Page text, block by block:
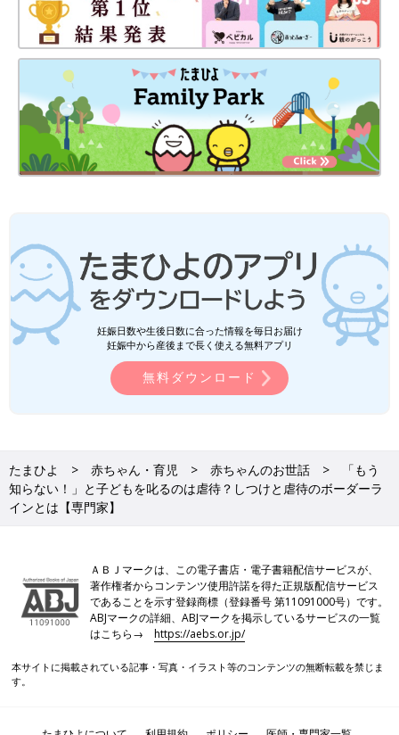
お話・監修／後藤啓二（ごとうけいじ）先生
取材・文／麻生珠恵、ひよこクラブ編集部
「これって教育虐待なの？」子どもの成
長を妨げるボーダーラインとは【専門
家】
コロナ禍でマスクや手洗いなど、子どもも気を
つけなければいけないことが増えました。しか
し、子どもがルールを守ろうとして親や周囲の
を聞きました。
レートして、いつの間にか夫婦で共謀しています。子どもの命を
守るには、虐待は早期対応がカギになります。「ママ（パパ）で
はくい止められないことが多いので、第３者の力を借りてくださ
い」と後藤先生は言います。
※記事の内容は記事執筆当時の情報であり、現在と異なる場合が
妊娠日数や生後日数に合った情報を毎日お届け
妊娠中から産後まで長く使える無料アプリ
無料ダウンロード
たまひよ 赤ちゃん・育児 赤ちゃんのお世話
「もう
知らない！」と子どもを叱るのは虐待？しつけと虐待のボーダーラ
インとは【専門家】
ＡＢＪマークは、この電子書店・電子書籍配信サービスが、
著作権者からコンテンツ使用許諾を得た正規版配信サービス
であることを示す登録商標（登録番号 第11091000号）です。
ABJマークの詳細、ABJマークを掲示しているサービスの一覧
はこちら→https://aebs.or.jp/
本サイトに掲載されている記事・写真・イラスト等のコンテンツの無断転載を禁じま
す。